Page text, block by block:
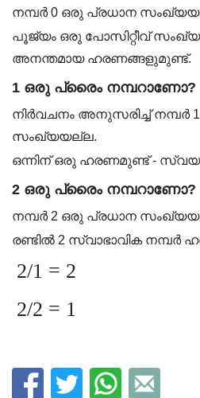
നമ്പർ 0 ഒരു പ്രധാന
പൂജ്യം ഒരു പോസിറ്റീവ്
അനന്തമായ ഹരണങ്ങളുമുണ്ട്.
1 ഒരു പ്രൈം നമ്പറാണോ?
നിർവചനം അനുസരിച്ച് നമ്പർ
സംഖ്യയല്ല.
ഒന്നിന് ഒരു ഹരണമുണ്ട് -
2 ഒരു പ്രൈം നമ്പറാണോ?
നമ്പർ 2 ഒരു പ്രധാന
രണ്ടിൽ 2 സ്വാഭാവിക നമ്പർ
2/1 = 2
2/2 = 1